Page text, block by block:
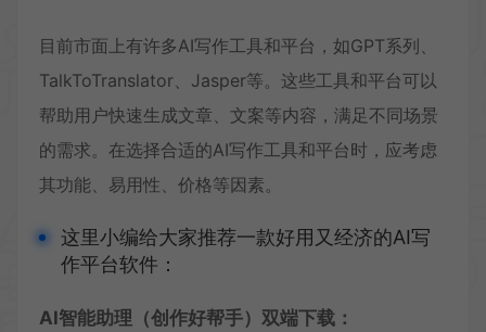
目前市面上有许多AI写作工具和平台，如GPT系列、
TalkToTranslator、Jasper等。这些工具和平台可以
帮助用户快速生成文章、文案等内容，满足不同场景
的需求。在选择合适的AI写作工具和平台时，应考虑
其功能、易用性、价格等因素。
这里小编给大家推荐一款好用又经济的AI写
作平台软件：
AI智能助理（创作好帮手）双端下载：